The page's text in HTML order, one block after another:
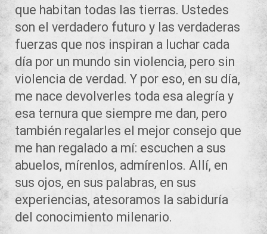
que habitan todas las tierras. Ustedes
son el verdadero futuro y las verdaderas
fuerzas que nos inspiran a luchar cada
día por un mundo sin violencia, pero sin
violencia de verdad. Y por eso, en su día,
me nace devolverles toda esa alegría y
esa ternura que siempre me dan, pero
también regalarles el mejor consejo que
me han regalado a mí: escuchen a sus
abuelos, mírenlos, admírenlos. Allí, en
sus ojos, en sus palabras, en sus
experiencias, atesoramos la sabiduría
del conocimiento milenario.